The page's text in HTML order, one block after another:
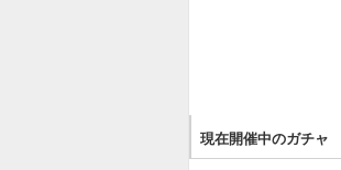
現在開催中のガチャ